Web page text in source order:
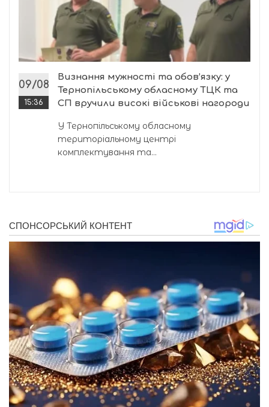
09/08
15:36
Визнання мужності та обов’язку: у
Тернопільському обласному ТЦК та
СП вручили високі військові нагороди
У Тернопільському обласному
територіальному центрі
комплектування та...